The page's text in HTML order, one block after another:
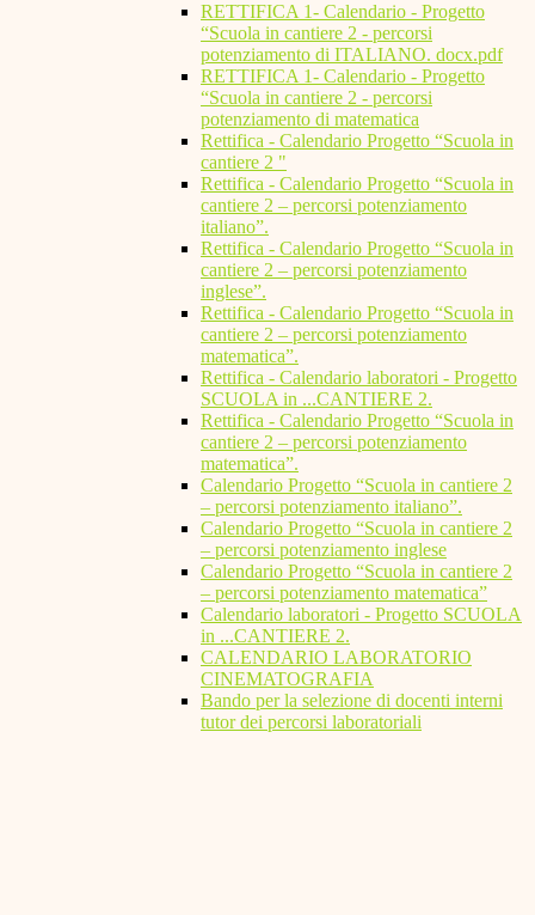
RETTIFICA 1- Calendario - Progetto
“Scuola in cantiere 2 - percorsi
potenziamento di ITALIANO. docx.pdf
RETTIFICA 1- Calendario - Progetto
“Scuola in cantiere 2 - percorsi
potenziamento di matematica
Rettifica - Calendario Progetto “Scuola in
cantiere 2 "
Rettifica - Calendario Progetto “Scuola in
cantiere 2 – percorsi potenziamento
italiano”.
Rettifica - Calendario Progetto “Scuola in
cantiere 2 – percorsi potenziamento
inglese”.
Rettifica - Calendario Progetto “Scuola in
cantiere 2 – percorsi potenziamento
matematica”.
Rettifica - Calendario laboratori - Progetto
SCUOLA in ...CANTIERE 2.
Rettifica - Calendario Progetto “Scuola in
cantiere 2 – percorsi potenziamento
matematica”.
Calendario Progetto “Scuola in cantiere 2
– percorsi potenziamento italiano”.
Calendario Progetto “Scuola in cantiere 2
– percorsi potenziamento inglese
Calendario Progetto “Scuola in cantiere 2
– percorsi potenziamento matematica”
Calendario laboratori - Progetto SCUOLA
in ...CANTIERE 2.
CALENDARIO LABORATORIO
CINEMATOGRAFIA
Bando per la selezione di docenti interni
tutor dei percorsi laboratoriali